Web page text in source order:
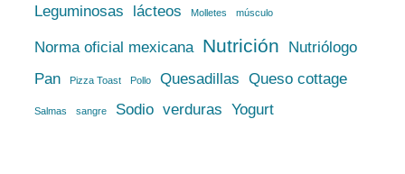
Leguminosas
lácteos Molletes músculo
Norma oficial mexicana Nutrición
Nutriólogo
Pan
Pizza Toast Pollo Quesadillas Queso cottage
Salmas sangre Sodio verduras Yogurt